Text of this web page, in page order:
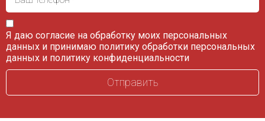
Я даю согласие на обработку моих персональных
данных и принимаю политику обработки персональных
данных и политику конфиденциальности